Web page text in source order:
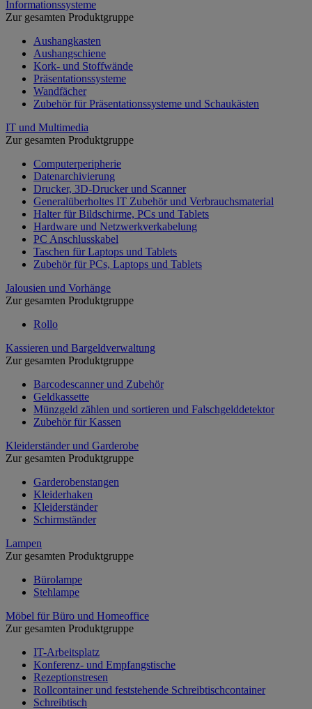
Informationssysteme
Zur gesamten Produktgruppe
Aushangkasten
Aushangschiene
Kork- und Stoffwände
Präsentationssysteme
Wandfächer
Zubehör für Präsentationssysteme und Schaukästen
IT und Multimedia
Zur gesamten Produktgruppe
Computerperipherie
Datenarchivierung
Drucker, 3D-Drucker und Scanner
Generalüberholtes IT Zubehör und Verbrauchsmaterial
Halter für Bildschirme, PCs und Tablets
Hardware und Netzwerkverkabelung
PC Anschlusskabel
Taschen für Laptops und Tablets
Zubehör für PCs, Laptops und Tablets
Jalousien und Vorhänge
Zur gesamten Produktgruppe
Rollo
Kassieren und Bargeldverwaltung
Zur gesamten Produktgruppe
Barcodescanner und Zubehör
Geldkassette
Münzgeld zählen und sortieren und Falschgelddetektor
Zubehör für Kassen
Kleiderständer und Garderobe
Zur gesamten Produktgruppe
Garderobenstangen
Kleiderhaken
Kleiderständer
Schirmständer
Lampen
Zur gesamten Produktgruppe
Bürolampe
Stehlampe
Möbel für Büro und Homeoffice
Zur gesamten Produktgruppe
IT-Arbeitsplatz
Konferenz- und Empfangstische
Rezeptionstresen
Rollcontainer und feststehende Schreibtischcontainer
Schreibtisch